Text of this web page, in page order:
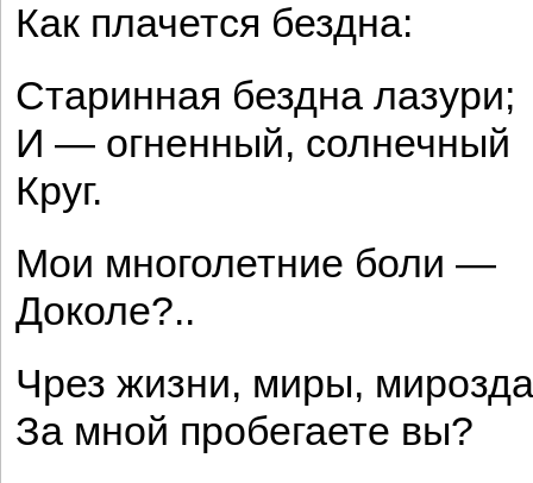
Как плачется бездна:
Старинная бездна лазури;
И — огненный, солнечный
Круг.
Мои многолетние боли —
Доколе?..
Чрез жизни, миры,
За мной пробегаете вы?